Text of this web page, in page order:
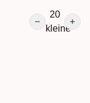
20
kleine